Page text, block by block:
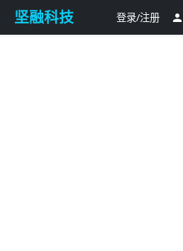
坚融科技 登录/注册 